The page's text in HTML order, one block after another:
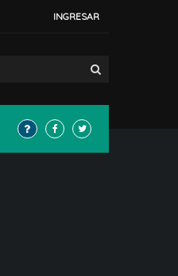
INGRESAR